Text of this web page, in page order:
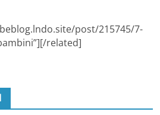
post/215745/7-
related]